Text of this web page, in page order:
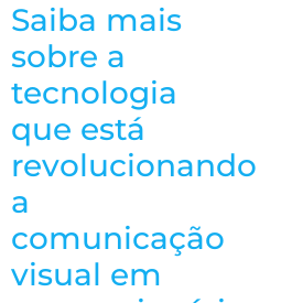
Saiba mais
sobre a
tecnologia
que está
revolucionando
a
comunicação
visual em